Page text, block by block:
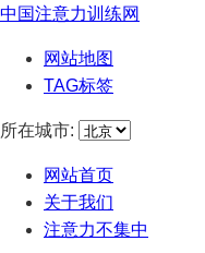
中国注意力训练网
网站地图
TAG标签
所在城市:
网站首页
关于我们
注意力不集中